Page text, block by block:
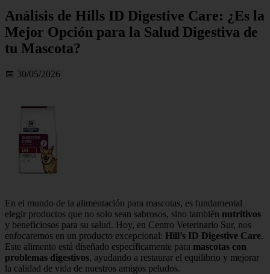
Análisis de Hills ID Digestive Care: ¿Es la
Mejor Opción para la Salud Digestiva de
tu Mascota?
📅 30/05/2026
En el mundo de la alimentación para mascotas, es fundamental
elegir productos que no solo sean sabrosos, sino también nutritivos
y beneficiosos para su salud. Hoy, en Centro Veterinario Sur, nos
enfocaremos en un producto excepcional: Hill’s ID Digestive Care.
Este alimento está diseñado específicamente para mascotas con
problemas digestivos, ayudando a restaurar el equilibrio y mejorar
la calidad de vida de nuestros amigos peludos.